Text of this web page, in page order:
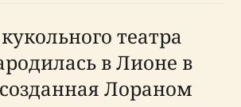
театра
в Лионе в
созданная Лораном